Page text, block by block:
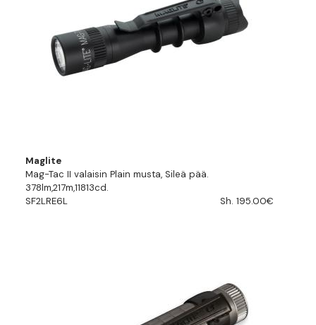
Maglite
Mag-Tac II valaisin Plain musta, Sileä pää.
378lm,217m,11813cd.
SF2LRE6L
Sh. 195.00€